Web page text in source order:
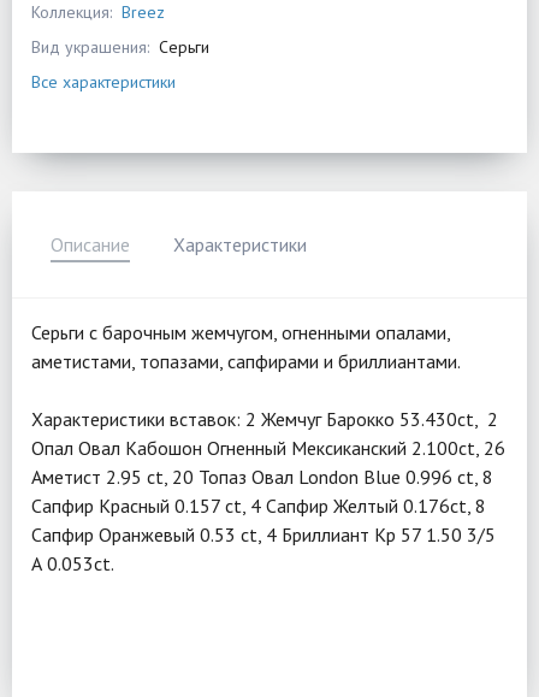
Коллекция: Breez
Вид украшения: Серьги
Все характеристики
Описание Характеристики
Серьги с барочным жемчугом, огненными опалами,
аметистами, топазами, сапфирами и бриллиантами.
Характеристики вставок: 2 Жемчуг Барокко 53.430ct, 2
Опал Овал Кабошон Огненный Мексиканский 2.100ct, 26
Аметист 2.95 ct, 20 Топаз Овал London Blue 0.996 ct, 8
Сапфир Красный 0.157 ct, 4 Сапфир Желтый 0.176ct, 8
Сапфир Оранжевый 0.53 ct, 4 Бриллиант Кр 57 1.50 3/5
А 0.053ct.